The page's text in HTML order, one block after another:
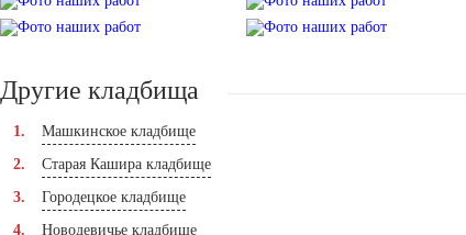
Другие кладбища
Машкинское кладбище
Старая Кашира кладбище
Городецкое кладбище
Новодевичье кладбище